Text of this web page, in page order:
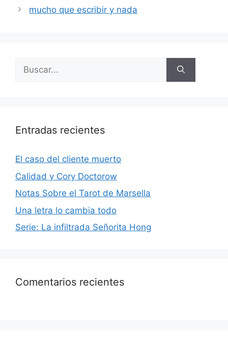
mucho que escribir y nada
Buscar:
Entradas recientes
El caso del cliente muerto
Calidad y Cory Doctorow
Notas Sobre el Tarot de Marsella
Una letra lo cambia todo
Serie: La infiltrada Señorita Hong
Comentarios recientes